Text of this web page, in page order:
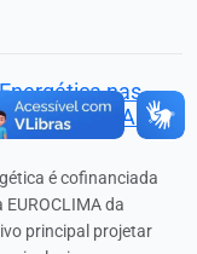
nas
CIDADES
é cofinanciada
da
principal projetar